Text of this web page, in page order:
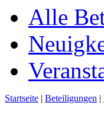
Alle
Startseite | Beteiligungen |